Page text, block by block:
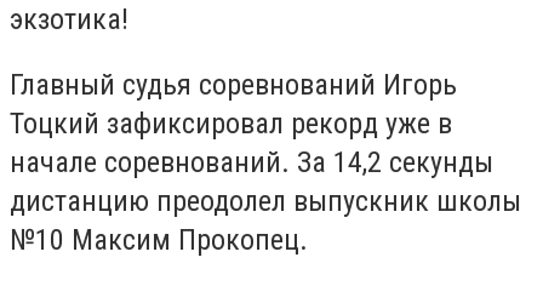
экзотика!
Главный судья соревнований Игорь
Тоцкий зафиксировал рекорд уже в
начале соревнований. За 14,2 секунды
дистанцию преодолел выпускник школы
№10 Максим Прокопец.